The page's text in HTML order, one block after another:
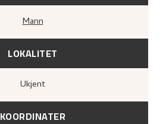
Mann
LOKALITET
Ukjent
KOORDINATER